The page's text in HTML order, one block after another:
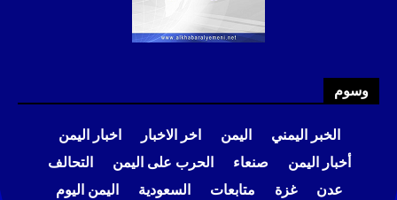
وسوم
الخبر اليمني اليمن اخر الاخبار
اخبار اليمن
أخبار اليمن
صنعاء الحرب على اليمن
التحالف
عدن
غزة متابعات السعودية
اليمن اليوم